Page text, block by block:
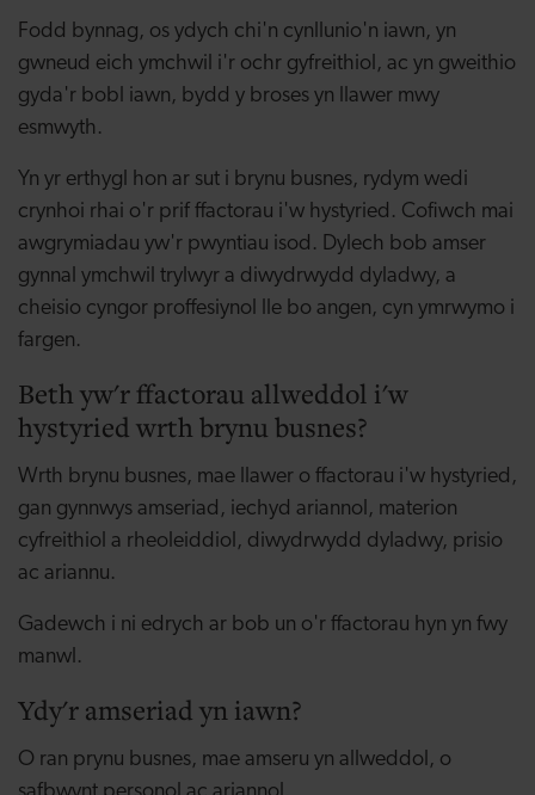
Fodd bynnag, os ydych chi'n cynllunio'n iawn, yn
gwneud eich ymchwil i'r ochr gyfreithiol, ac yn gweithio
gyda'r bobl iawn, bydd y broses yn llawer mwy
esmwyth.
Yn yr erthygl hon ar sut i brynu busnes, rydym wedi
crynhoi rhai o'r prif ffactorau i'w hystyried. Cofiwch mai
awgrymiadau yw'r pwyntiau isod. Dylech bob amser
gynnal ymchwil trylwyr a diwydrwydd dyladwy, a
cheisio cyngor proffesiynol lle bo angen, cyn ymrwymo i
fargen.
Beth yw'r ffactorau allweddol i'w
hystyried wrth brynu busnes?
Wrth brynu busnes, mae llawer o ffactorau i'w hystyried,
gan gynnwys amseriad, iechyd ariannol, materion
cyfreithiol a rheoleiddiol, diwydrwydd dyladwy, prisio
ac ariannu.
Gadewch i ni edrych ar bob un o'r ffactorau hyn yn fwy
manwl.
Ydy'r amseriad yn iawn?
O ran prynu busnes, mae amseru yn allweddol, o